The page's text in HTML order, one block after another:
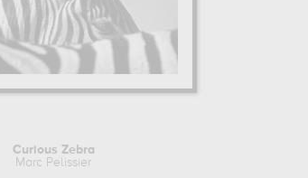
Curious Zebra
Marc Pelissier